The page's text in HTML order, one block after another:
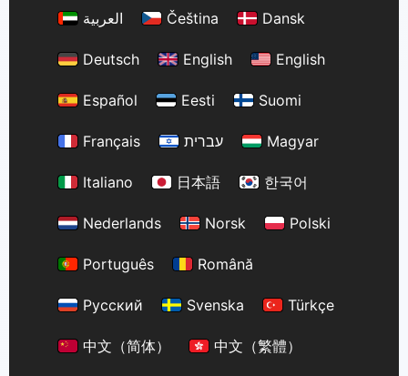
العربية
Čeština Dansk
Deutsch English English
Español Eesti Suomi
Français עברית Magyar
Italiano 日本語 한국어
Nederlands Norsk Polski
Português Română
Русский Svenska Türkçe
中文（简体） 中文（繁體）